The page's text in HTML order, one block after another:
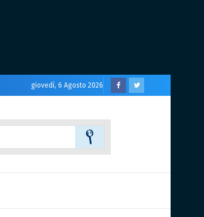
giovedì, 6 Agosto 2026